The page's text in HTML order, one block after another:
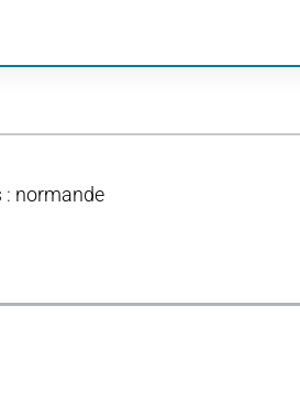
: normande